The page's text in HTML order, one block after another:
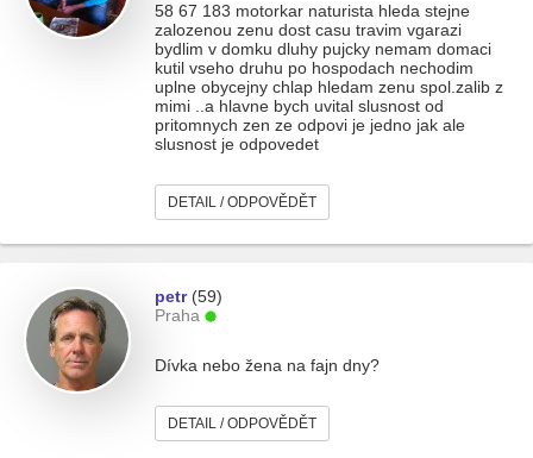
58 67 183 motorkar naturista hleda stejne
zalozenou zenu dost casu travim vgarazi
bydlim v domku dluhy pujcky nemam domaci
kutil vseho druhu po hospodach nechodim
uplne obycejny chlap hledam zenu spol.zalib z
mimi ..a hlavne bych uvital slusnost od
pritomnych zen ze odpovi je jedno jak ale
slusnost je odpovedet
DETAIL / ODPOVĚDĚT
petr(59)
Praha
Dívka nebo žena na fajn dny?
DETAIL / ODPOVĚDĚT